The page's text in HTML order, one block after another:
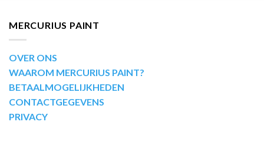
MERCURIUS PAINT
OVER ONS
WAAROM MERCURIUS PAINT?
BETAALMOGELIJKHEDEN
CONTACTGEGEVENS
PRIVACY